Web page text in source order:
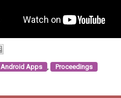
Android Apps , Proceedings